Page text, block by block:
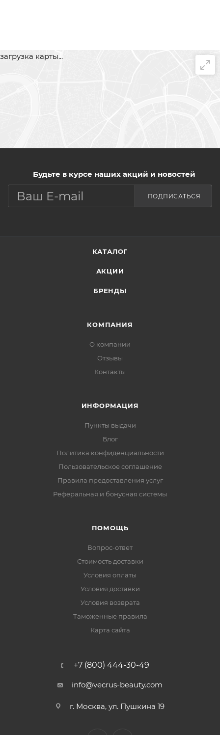
загрузка карты...
Будьте в курсе наших акций и новостей
ПОДПИСАТЬСЯ
КАТАЛОГ
АКЦИИ
БРЕНДЫ
КОМПАНИЯ
О компании
Отзывы
Контакты
ИНФОРМАЦИЯ
Пункты выдачи
Блог
Политика конфиденциальности
Пользовательское соглашение
Правила предоставления услуг
Реферальная и бонусная системы
ПОМОЩЬ
Вопрос-ответ
Стоимость доставки
Условия оплаты
Условия доставки
Условия возврата
Таможенные правила
Карта сайта
+7 (800) 444-30-49
info@vecrus-beauty.com
г. Москва, ул. Пушкина 19